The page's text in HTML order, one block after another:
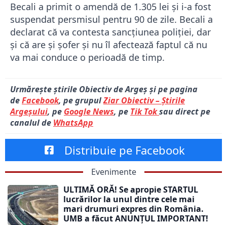
Becali a primit o amendă de 1.305 lei și i-a fost
suspendat persmisul pentru 90 de zile. Becali a
declarat că va contesta sancțiunea poliției, dar
și că are și șofer și nu îl afectează faptul că nu
va mai conduce o perioadă de timp.
Urmărește știrile Obiectiv de Argeș și pe pagina
deFacebook, pe grupulZiar Obiectiv – Știrile
Argeșului, pe Google News, pe Tik Toksau direct pe
canalul de WhatsApp
Distribuie pe Facebook
Evenimente
ULTIMĂ ORĂ! Se apropie STARTUL
lucrărilor la unul dintre cele mai
mari drumuri expres din România.
UMB a făcut ANUNȚUL IMPORTANT!